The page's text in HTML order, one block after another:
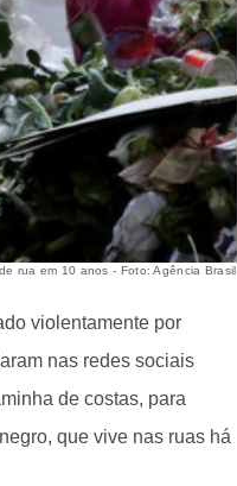
rua em 10 anos - Foto: Agência Brasil
violentamente por
nas redes sociais
de costas, para
que vive nas ruas há